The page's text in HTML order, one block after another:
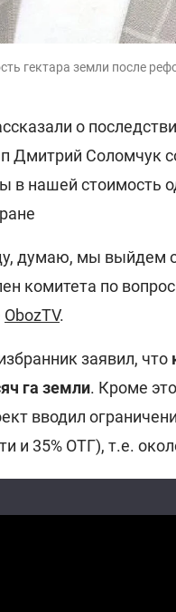
гектара земли после
о
Дмитрий Соломчук
в нашей стоимость
думаю, мы выйдем
комитета по
ObozTV.
заявил, что
га земли. Кроме
вводил
и 35% ОТГ), т.е.